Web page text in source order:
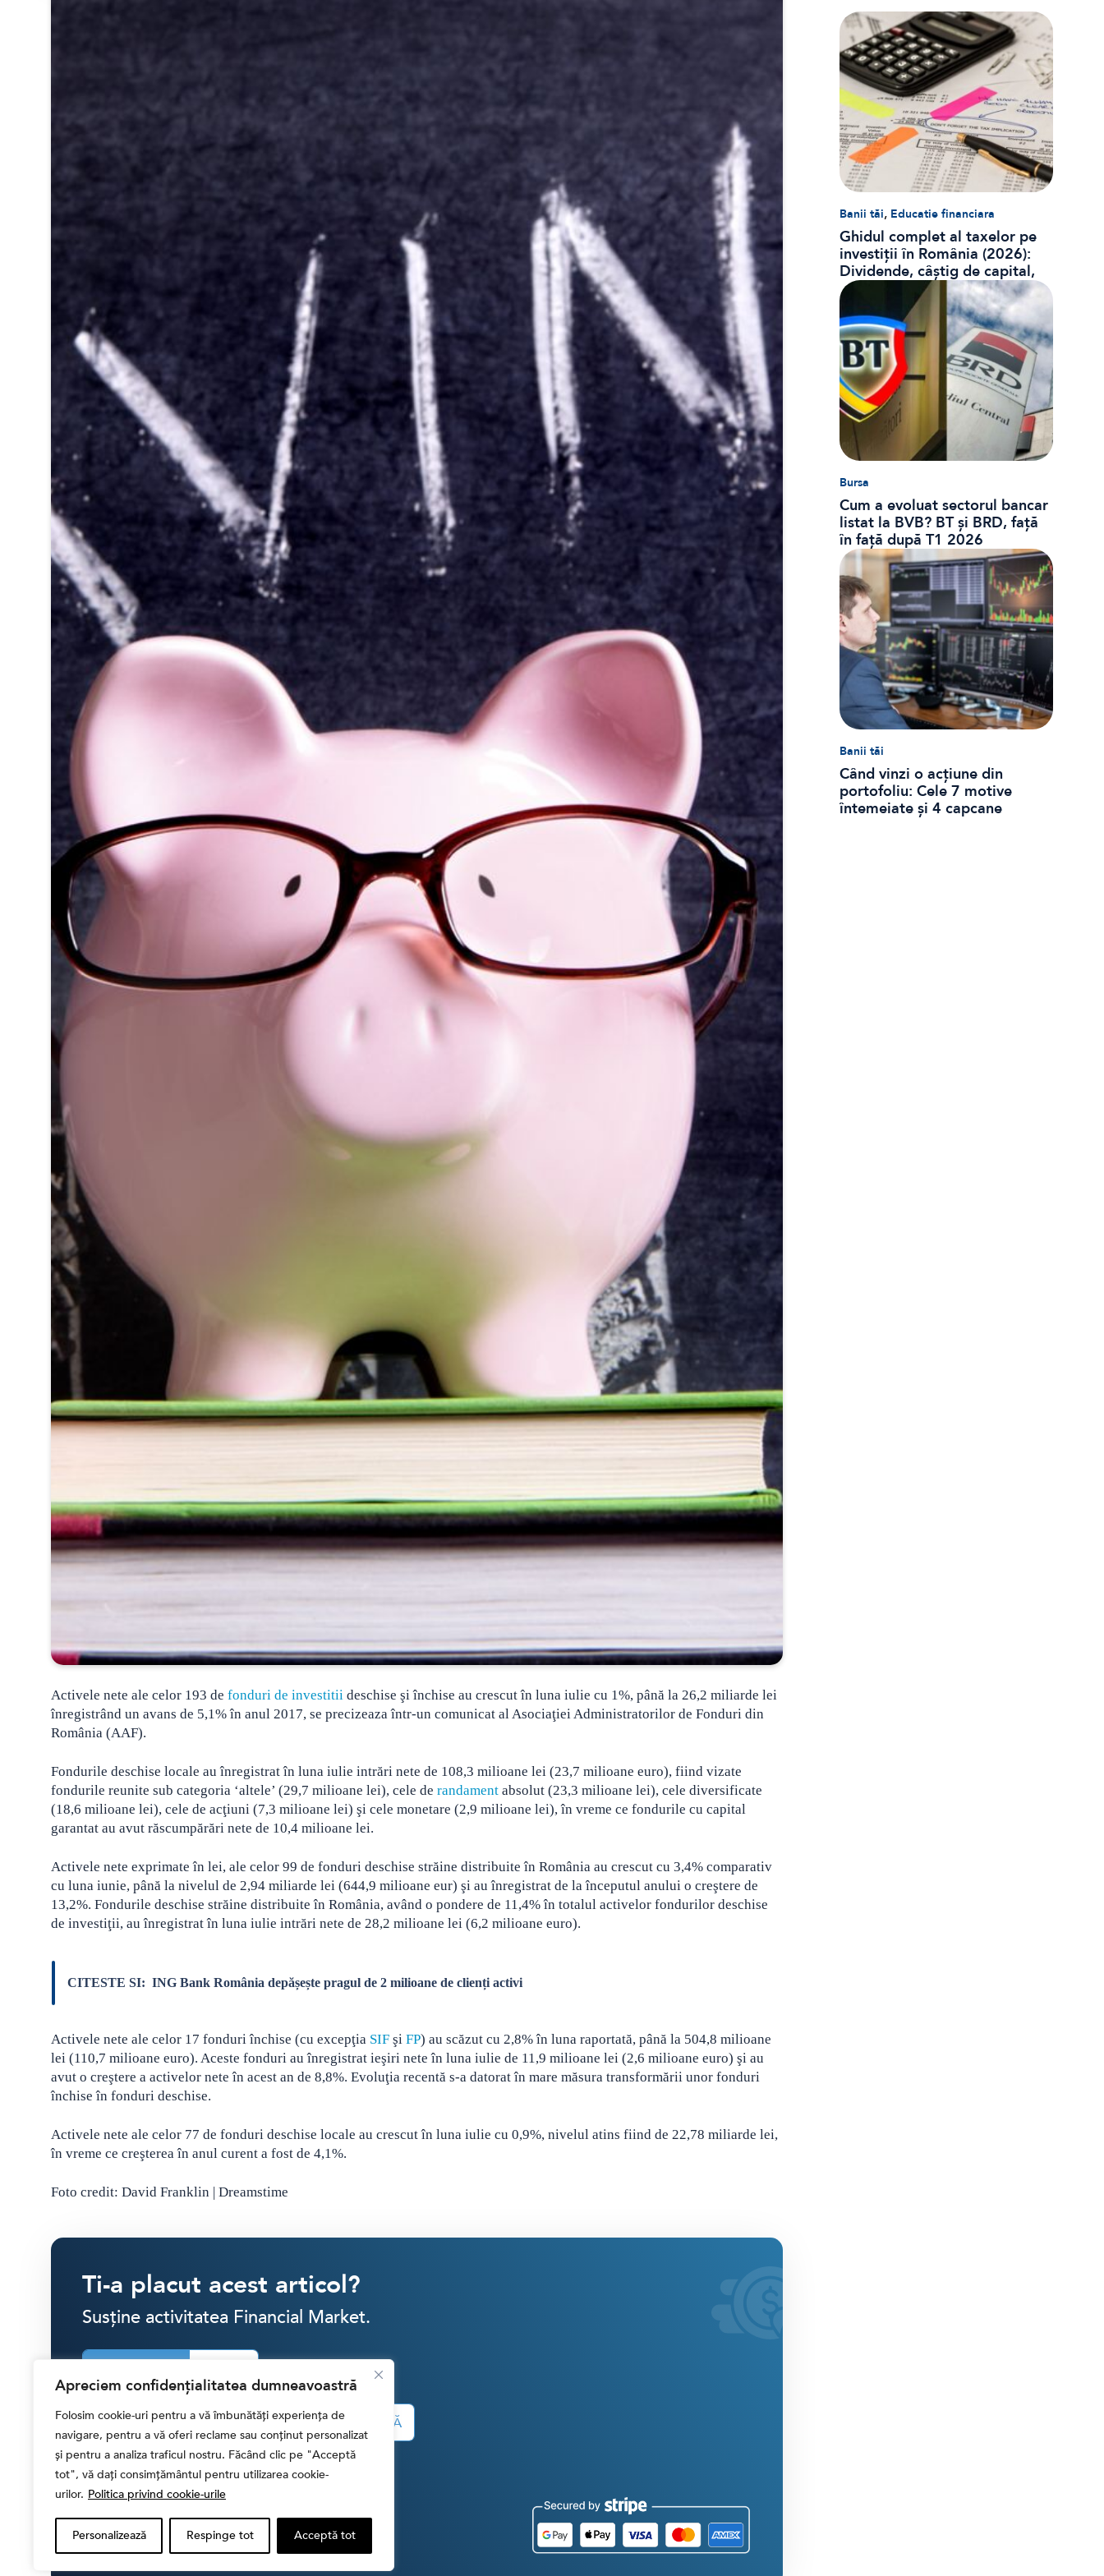
Apreciem confidențialitatea dumneavoastră
Folosim cookie-uri pentru a vă îmbunătăți experiența de
navigare, pentru a vă oferi reclame sau conținut personalizat
și pentru a analiza traficul nostru. Făcând clic pe "Acceptă
tot", vă dați consimțământul pentru utilizarea cookie-
urilor. Politica privind cookie-urile
Personalizează Respinge tot Acceptă tot
Activele nete ale celor 193 de fonduri de investitii deschise şi închise au crescut în luna iulie cu 1%, până la 26,2 miliarde lei
înregistrând un avans de 5,1% în anul 2017, se precizeaza într-un comunicat al Asociaţiei Administratorilor de Fonduri din
România (AAF).
Fondurile deschise locale au înregistrat în luna iulie intrări nete de 108,3 milioane lei (23,7 milioane euro), fiind vizate
fondurile reunite sub categoria ‘altele’ (29,7 milioane lei), cele de randament absolut (23,3 milioane lei), cele diversificate
(18,6 milioane lei), cele de acţiuni (7,3 milioane lei) şi cele monetare (2,9 milioane lei), în vreme ce fondurile cu capital
garantat au avut răscumpărări nete de 10,4 milioane lei.
Activele nete exprimate în lei, ale celor 99 de fonduri deschise străine distribuite în România au crescut cu 3,4% comparativ
cu luna iunie, până la nivelul de 2,94 miliarde lei (644,9 milioane eur) şi au înregistrat de la începutul anului o creştere de
13,2%. Fondurile deschise străine distribuite în România, având o pondere de 11,4% în totalul activelor fondurilor deschise
de investiţii, au înregistrat în luna iulie intrări nete de 28,2 milioane lei (6,2 milioane euro).
CITESTE SI: ING Bank România depășește pragul de 2 milioane de clienți activi
Activele nete ale celor 17 fonduri închise (cu excepţia SIF şi FP) au scăzut cu 2,8% în luna raportată, până la 504,8 milioane
lei (110,7 milioane euro). Aceste fonduri au înregistrat ieşiri nete în luna iulie de 11,9 milioane lei (2,6 milioane euro) şi au
avut o creştere a activelor nete în acest an de 8,8%. Evoluţia recentă s-a datorat în mare măsura transformării unor fonduri
închise în fonduri deschise.
Activele nete ale celor 77 de fonduri deschise locale au crescut în luna iulie cu 0,9%, nivelul atins fiind de 22,78 miliarde lei,
în vreme ce creşterea în anul curent a fost de 4,1%.
Foto credit: David Franklin | Dreamstime
Ti-a placut acest articol?
Susține activitatea Financial Market.
30 RON 40 RON 50 RON ALTĂ SUMĂ
CONTRIBUIE CU30.00 LEI
Banii tăi, Educatie financiara
Ghidul complet al taxelor pe
investiții în România (2026):
Dividende, câștig de capital,
dobânzi și CASS
Bursa
Cum a evoluat sectorul bancar
listat la BVB? BT și BRD, față
în față după T1 2026
Banii tăi
Când vinzi o acțiune din
portofoliu: Cele 7 motive
întemeiate și 4 capcane